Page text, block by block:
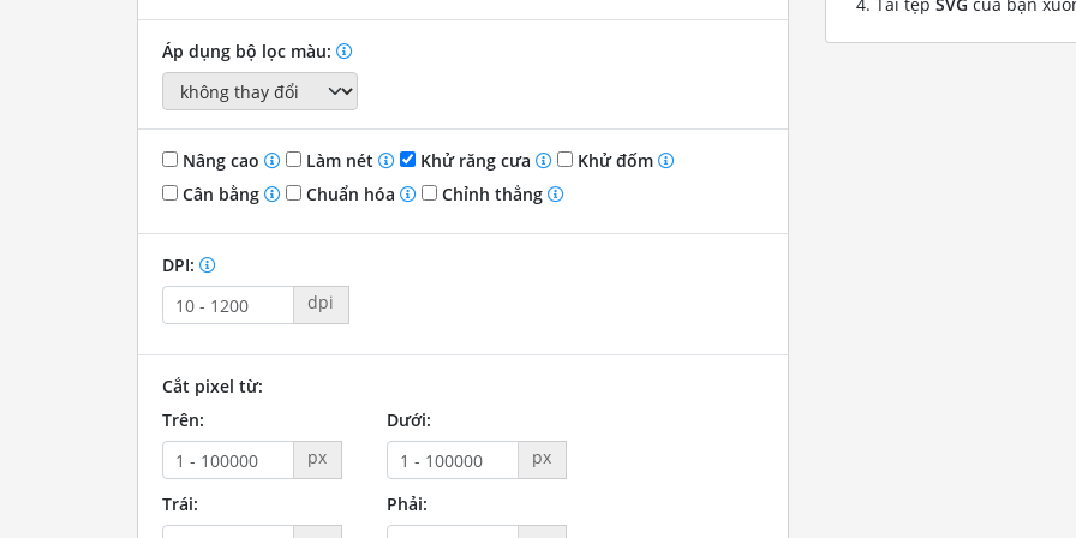
Áp dụng bộ lọc màu:
Nâng cao Làm nét Khử răng cưa
Khử đốm
Cân bằng
Chuẩn hóa Chỉnh thẳng
DPI:
dpi
Cắt pixel từ:
Trên:
px
Dưới:
px
Trái:
Phải: